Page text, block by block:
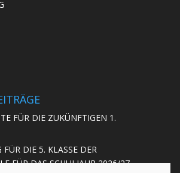
FÜR DIE ZUKÜNFTIGEN 1.
DIE 5. KLASSE DER
FÜR DAS SCHULJAHR 2026/27